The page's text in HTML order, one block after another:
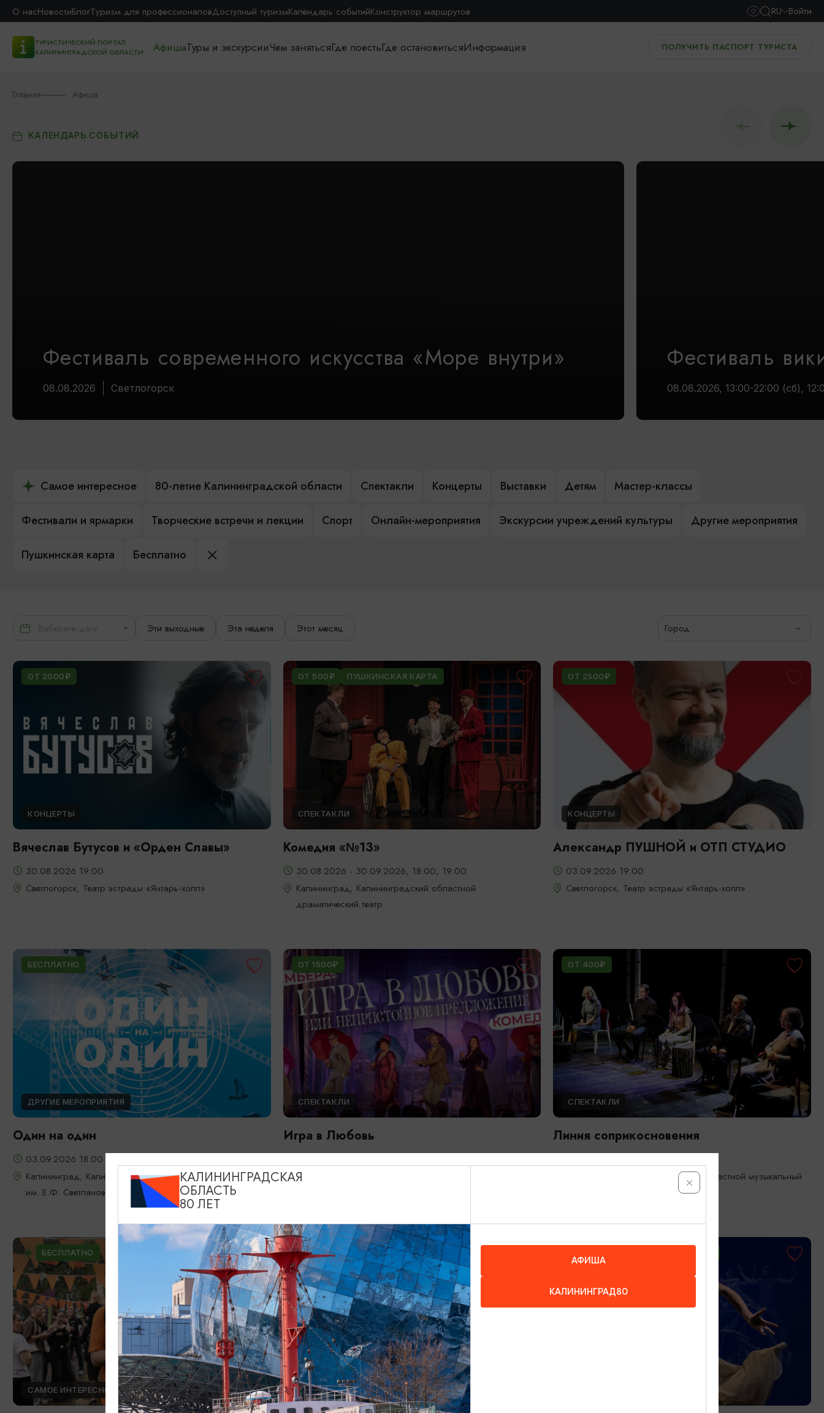
О насНовостиБлогТуризм для профессионаловДоступный туризмКалендарь событийКонструктор маршрутов RU Войти
ТУРИСТИЧЕСКИЙ ПОРТАЛ
КАЛИНИНГРАДСКОЙ ОБЛАСТИ
АфишаТуры и экскурсииЧем занятьсяГде поестьГде остановитьсяИнформация ПОЛУЧИТЬ ПАСПОРТ ТУРИСТА
Главная Афиша
КАЛЕНДАРЬ СОБЫТИЙ
Фестиваль современного искусства «Море внутри»
08.08.2026 Светлогорск
Фестиваль
08.08.2026, 13:00-22:00 (сб),
Самое интересное 80-летие Калининградской области Спектакли Концерты Выставки Детям Мастер-классы
Фестивали и ярмарки Творческие встречи и лекции Спорт Онлайн-мероприятия Экскурсии учреждений культуры Другие мероприятия
Пушкинская карта Бесплатно
Эти выходные Эта неделя Этот месяц Город
ОТ 2000₽
КОНЦЕРТЫ
Вячеслав Бутусов и «Орден Славы»
30.08.2026 19:00
Светлогорск, Театр эстрады «Янтарь-холл»
ОТ 500₽ ПУШКИНСКАЯ КАРТА
СПЕКТАКЛИ
Комедия «№13»
30.08.2026 - 30.09.2026, 18:00, 19:00
Калининград, Калининградский областной
драматический театр
ОТ 2500₽
КОНЦЕРТЫ
Александр ПУШНОЙ и ОТП СТУДИО
03.09.2026 19:00
Светлогорск, Театр эстрады «Янтарь-холл»
БЕСПЛАТНО
ДРУГИЕ МЕРОПРИЯТИЯ
Один на один
03.09.2026 18:00
Калининград, Калининградская областная филармония
им. Е.Ф. Светланова
ОТ 1500₽
СПЕКТАКЛИ
Игра в Любовь
Светлогорск, Театр эстрады «Янтарь-холл»
ОТ 400₽
СПЕКТАКЛИ
Линия соприкосновения
Калининград, Калининградский областной музыкальный
БЕСПЛАТНО
САМОЕ ИНТЕРЕСНОЕ
ОТ 1490₽
КОНЦЕРТЫ
КАЛИНИНГРАДСКАЯ
ОБЛАСТЬ
80 ЛЕТ
АФИША
КАЛИНИНГРАД80